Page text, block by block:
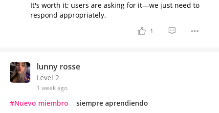
It's worth it; users are asking for it—we just need to
respond appropriately.
1
lunny rosse
Level 2
1 week ago
#Nuevo miembro
siempre aprendiendo